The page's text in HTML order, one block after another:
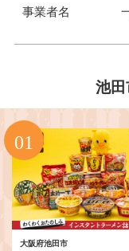
事業者名
池
大阪府池田市